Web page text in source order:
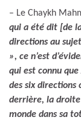
– Le Chaykh
qui a été dit [de
directions au
», ce n’est
qui est connu
des six directions
derrière, la droite
monde dans sa